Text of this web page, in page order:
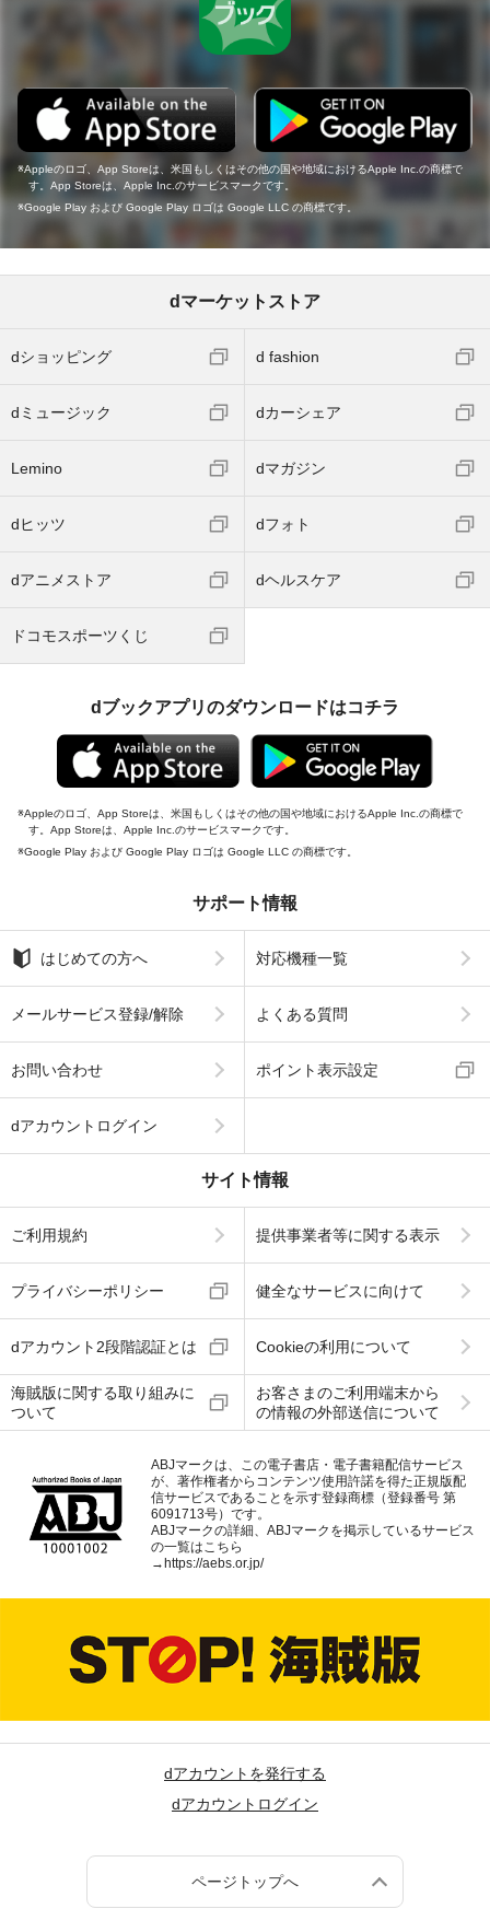
Appleのロゴ、App Storeは、米国もしくはその他の国や地域におけるApple Inc.の商標で
す。App Storeは、Apple Inc.のサービスマークです。
Google Play および Google Play ロゴは Google LLC の商標です。
dマーケットストア
dショッピング d fashion
dミュージック dカーシェア
Lemino dマガジン
dヒッツ dフォト
dアニメストア dヘルスケア
ドコモスポーツくじ
dブックアプリのダウンロードはコチラ
Appleのロゴ、App Storeは、米国もしくはその他の国や地域におけるApple Inc.の商標で
す。App Storeは、Apple Inc.のサービスマークです。
Google Play および Google Play ロゴは Google LLC の商標です。
サポート情報
はじめての方へ 対応機種一覧
メールサービス登録/解除 よくある質問
お問い合わせ ポイント表示設定
dアカウントログイン
サイト情報
ご利用規約 提供事業者等に関する表示
プライバシーポリシー 健全なサービスに向けて
dアカウント2段階認証とは Cookieの利用について
海賊版に関する取り組みに
ついて
お客さまのご利用端末から
の情報の外部送信について
ABJマークは、この電子書店・電子書籍配信サービス
が、著作権者からコンテンツ使用許諾を得た正規版配
信サービスであることを示す登録商標（登録番号 第
6091713号）です。
ABJマークの詳細、ABJマークを掲示しているサービス
の一覧はこちら
→ https://aebs.or.jp/
dアカウントを発行する
dアカウントログイン
ページトップへ